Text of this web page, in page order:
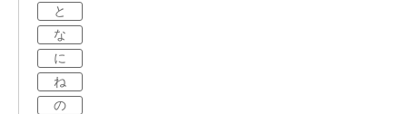
と
な
に
ね
の